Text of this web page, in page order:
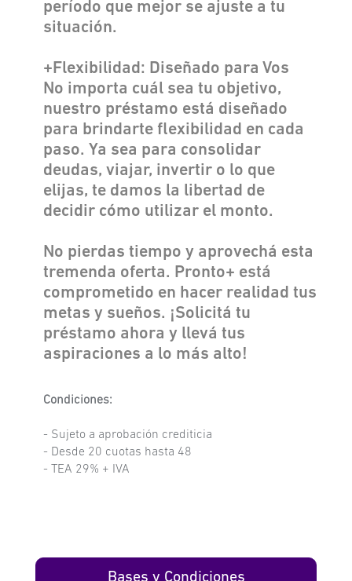
período que mejor se ajuste a tu
situación.
+Flexibilidad: Diseñado para Vos
No importa cuál sea tu objetivo,
nuestro préstamo está diseñado
para brindarte flexibilidad en cada
paso. Ya sea para consolidar
deudas, viajar, invertir o lo que
elijas, te damos la libertad de
decidir cómo utilizar el monto.
No pierdas tiempo y aprovechá esta
tremenda oferta. Pronto+ está
comprometido en hacer realidad tus
metas y sueños. ¡Solicitá tu
préstamo ahora y llevá tus
aspiraciones a lo más alto!
Condiciones:
- Sujeto a aprobación crediticia
- Desde 20 cuotas hasta 48
- TEA 29% + IVA
Bases y Condiciones